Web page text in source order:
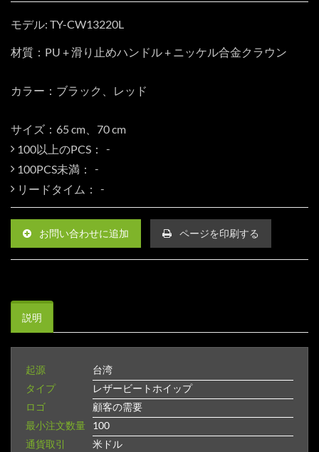
モデル: TY-CW13220L
材質：PU + 滑り止めハンドル + ニッケル合金クラウン
カラー：ブラック、レッド
サイズ：65 cm、70 cm
100以上のPCS：
100PCS未満：
リードタイム：
お問い合わせに追加 ページを印刷する
説明
起源
台湾
タイプ
レザービートホイップ
ロゴ
顧客の需要
最小注文数量
100
通貨取引
米ドル